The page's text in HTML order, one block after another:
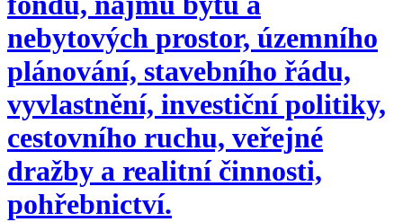
nebytových prostor, územního
plánování, stavebního řádu,
vyvlastnění, investiční politiky,
cestovního ruchu, veřejné
dražby a realitní činnosti,
pohřebnictví.